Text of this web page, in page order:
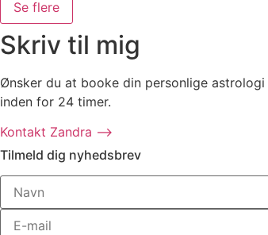
Se flere
Skriv til mig
Ønsker du at booke din personlige
inden for 24 timer.
Kontakt Zandra ⟶
Tilmeld dig nyhedsbrev